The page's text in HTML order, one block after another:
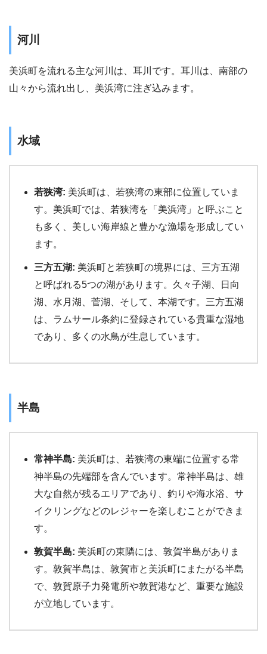
河川
美浜町を流れる主な河川は、耳川です。耳川は、南部の
山々から流れ出し、美浜湾に注ぎ込みます。
水域
若狭湾: 美浜町は、若狭湾の東部に位置していま
す。美浜町では、若狭湾を「美浜湾」と呼ぶこと
も多く、美しい海岸線と豊かな漁場を形成してい
ます。
三方五湖: 美浜町と若狭町の境界には、三方五湖
と呼ばれる5つの湖があります。久々子湖、日向
湖、水月湖、菅湖、そして、本湖です。三方五湖
は、ラムサール条約に登録されている貴重な湿地
であり、多くの水鳥が生息しています。
半島
常神半島: 美浜町は、若狭湾の東端に位置する常
神半島の先端部を含んでいます。常神半島は、雄
大な自然が残るエリアであり、釣りや海水浴、サ
イクリングなどのレジャーを楽しむことができま
す。
敦賀半島: 美浜町の東隣には、敦賀半島がありま
す。敦賀半島は、敦賀市と美浜町にまたがる半島
で、敦賀原子力発電所や敦賀港など、重要な施設
が立地しています。